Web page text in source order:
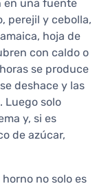
en una fuente
perejil y cebolla,
hoja de
con caldo o
se produce
deshace y las
Luego solo
y, si es
de azúcar,
no solo es